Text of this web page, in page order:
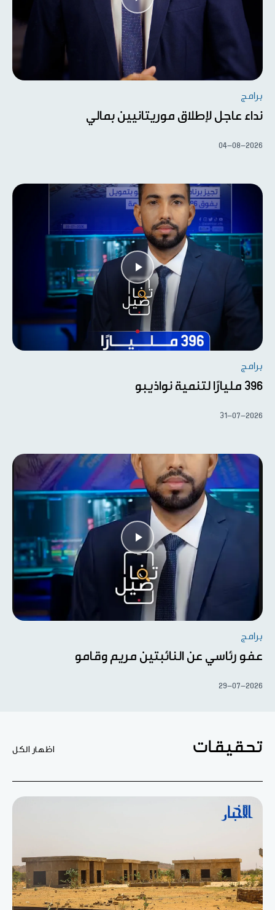
برامج
نداء عاجل لإطلاق موريتانيين بمالي
04-08-2026
برامج
396 مليارًا لتنمية نواذيبو
31-07-2026
برامج
عفو رئاسي عن النائبتين مريم وقامو
29-07-2026
تحقيقات اظهار الكل